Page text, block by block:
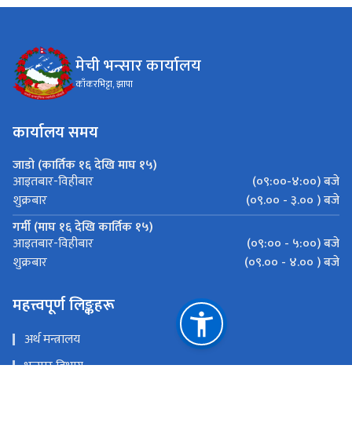
मेची भन्सार कार्यालय
काँकरभिट्टा, झापा
कार्यालय समय
जाडो (कार्तिक १६ देखि माघ १५)
आइतबार-विहीबार
(०९:००-४:००) बजे
शुक्रबार
(०९.०० - ३.०० ) बजे
गर्मी (माघ १६ देखि कार्तिक १५)
आइतबार-विहीबार
(०९:०० - ५:००) बजे
शुक्रबार
(०९.०० - ४.०० ) बजे
महत्त्वपूर्ण लिङ्कहरू
अर्थ मन्त्रालय
भन्सार विभाग